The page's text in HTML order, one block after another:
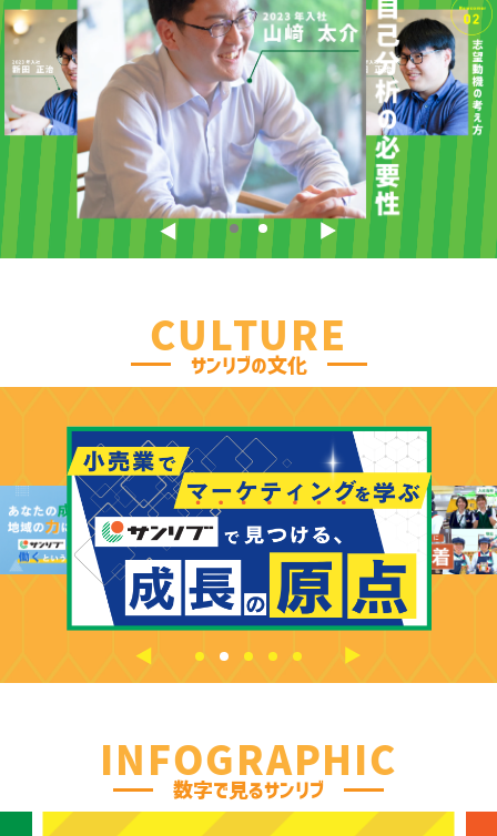
CULTURE
サンリブの文化
INFOGRAPHIC
数字で見るサンリブ